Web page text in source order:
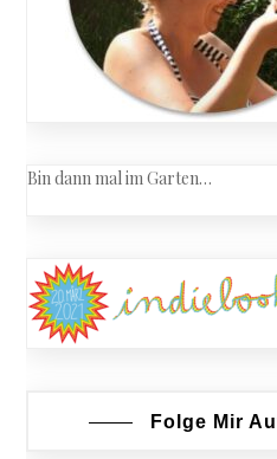
Bin dann mal im Garten…
Folge Mir